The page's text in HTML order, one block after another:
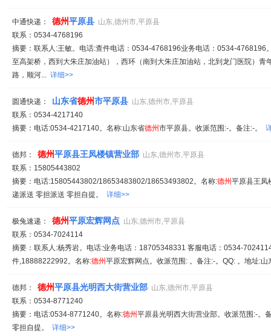
中通快递： 德州平原县 山东,德州市,平原县
联系：0534-4768196
摘要：联系人:王敏。电话:查件电话：0534-4768196业务电话：0534-4768196
至高架桥，西到大朱庄加油站），西环（南到大朱庄加油站，北到龙门医院）青
路，顺河... 详细>>
圆通快递： 山东省德州市平原县 山东,德州市,平原县
联系：0534-4217140
摘要：电话:0534-4217140。名称:山东省德州市平原县。收派范围:-。备注:-。
德邦： 德州平原县王凤楼镇营业部 山东,德州市,平原县
联系：15805443802
摘要：电话:15805443802/18653483802/18653493802。名称:德州平原县王凤
递派送 零担派送 零担自提。 详细>>
极兔速递： 德州平原宏辉网点 山东,德州市,平原县
联系：0534-7024114
摘要：联系人:杨秀岩。电话:业务电话：18705348331 客服电话：0534-
件,18888222992。名称:德州平原宏辉网点。收派范围: 。备注:-。QQ: 。地址:山
德邦： 德州平原县光明西大街营业部 山东,德州市,平原县
联系：0534-8771240
摘要：电话:0534-8771240。名称:德州平原县光明西大街营业部。收派范围:-。
零担自提。 详细>>